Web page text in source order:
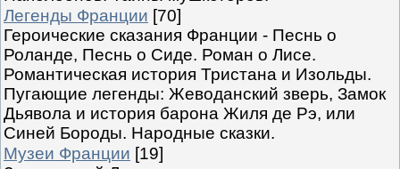
Легенды Франции [70]
Героические сказания Франции - Песнь о
Роланде, Песнь о Сиде. Роман о Лисе.
Романтическая история Тристана и Изольды.
Пугающие легенды: Жеводанский зверь, Замок
Дьявола и история барона Жиля де Рэ, или
Синей Бороды. Народные сказки.
Музеи Франции [19]